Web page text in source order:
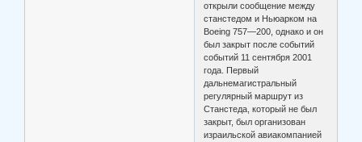
открыли сообщение между
станстедом и Ньюарком на
Boeing 757—200, однако и он
был закрыт после событий
событий 11 сентября 2001
года. Первый
дальнемагистральный
регулярный маршрут из
Станстеда, который не был
закрыт, был организован
израильской авиакомпанией